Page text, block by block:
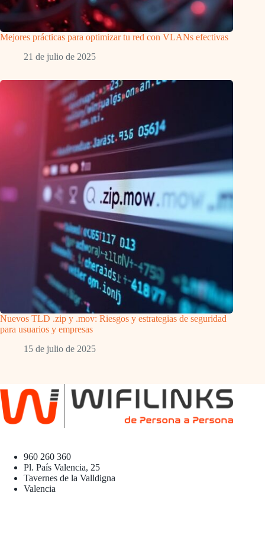
Mejores prácticas para optimizar tu red con VLANs efectivas
21 de julio de 2025
Nuevos TLD .zip y .mov: Riesgos y estrategias de seguridad
para usuarios y empresas
15 de julio de 2025
960 260 360
Pl. País Valencia, 25
Tavernes de la Valldigna
Valencia